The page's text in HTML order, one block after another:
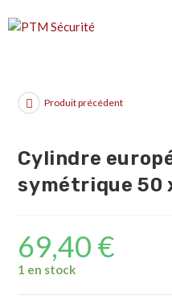
Produit précédent
Cylindre
symétrique 50
69,40 €
1 en stock